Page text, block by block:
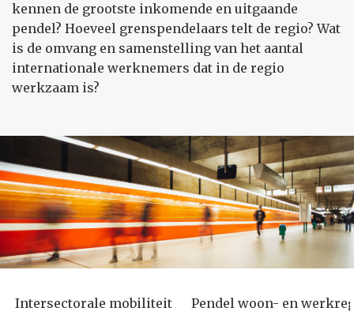
kennen de grootste inkomende en uitgaande
pendel? Hoeveel grenspendelaars telt de regio? Wat
is de omvang en samenstelling van het aantal
internationale werknemers dat in de regio
werkzaam is?
Intersectorale mobiliteit Pendel woon- en